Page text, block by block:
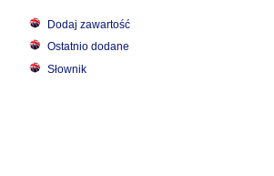
Dodaj zawartość
Ostatnio dodane
Słownik